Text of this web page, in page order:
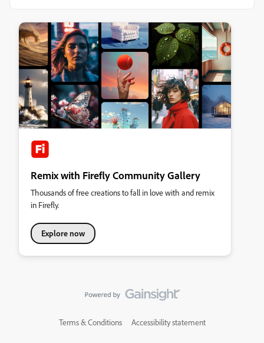
Remix with Firefly Community Gallery
Thousands of free creations to fall in love with and remix
in Firefly.
Explore now
Terms & Conditions Accessibility statement